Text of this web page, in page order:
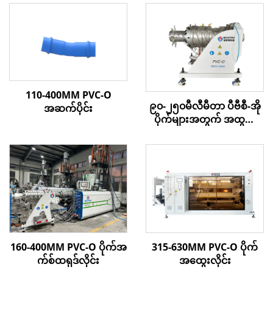
110-400MM PVC-O
အဆက်ပိုင်း
၉၀-၂၅၀မီလီမီတာ ပီဗီစီ-အို
ပိုက်များအတွက် အထွက်
160-400MM PVC-O ပိုက်အ
က်စ်ထရုဒ်လိုင်း
315-630MM PVC-O ပိုက်
အထွေးလိုင်း